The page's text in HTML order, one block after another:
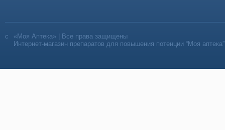
«Моя Аптека» | Все права защищены
Интернет-магазин препаратов для повышения потенции “Моя